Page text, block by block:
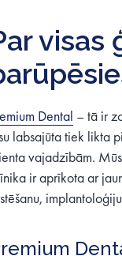
visas
Dental – tā ir
labsajūta tiek likta
vajadzībām.
ir aprīkota ar